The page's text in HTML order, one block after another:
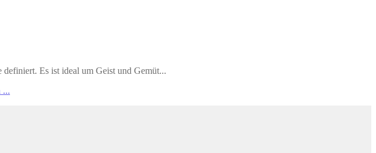
Es ist ide­al um Geist und Gemüt...
...